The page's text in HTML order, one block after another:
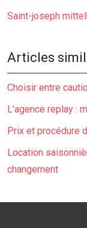
Saint-joseph
Articles
Choisir entre
L’agence replay :
Prix et procédure
Location
changement